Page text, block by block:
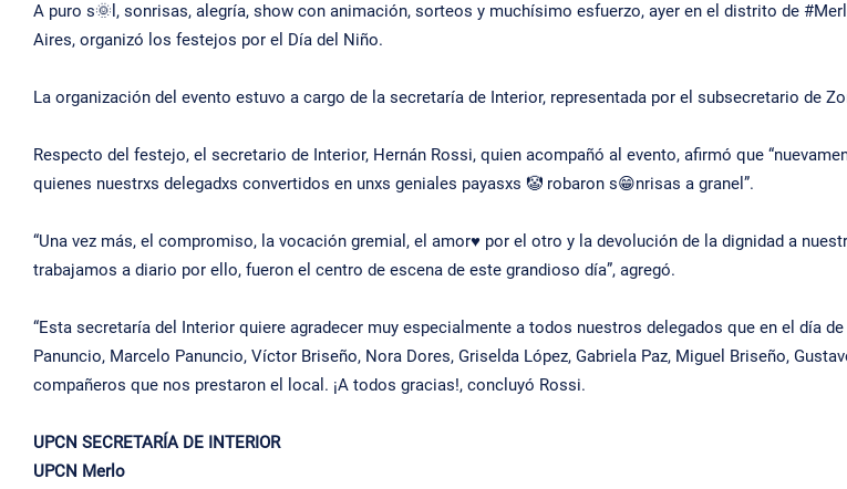
A puro s🌞l, sonrisas, alegría, show con animación, sorteos y muchísimo esfuerzo, ayer en el distrito de
Aires, organizó los festejos por el Día del Niño.
La organización del evento estuvo a cargo de la secretaría de Interior, representada por el subsecretario de
Respecto del festejo, el secretario de Interior, Hernán Rossi, quien acompañó al evento, afirmó que
quienes nuestrxs delegadxs convertidos en unxs geniales payasxs 🤡 robaron s😁nrisas a granel”.
“Una vez más, el compromiso, la vocación gremial, el amor♥️ por el otro y la devolución de la dignidad a
trabajamos a diario por ello, fueron el centro de escena de este grandioso día”, agregó.
“Esta secretaría del Interior quiere agradecer muy especialmente a todos nuestros delegados que en el día
Panuncio, Marcelo Panuncio, Víctor Briseño, Nora Dores, Griselda López, Gabriela Paz, Miguel Briseño,
compañeros que nos prestaron el local. ¡A todos gracias!, concluyó Rossi.
UPCN SECRETARÍA DE INTERIOR
UPCN Merlo